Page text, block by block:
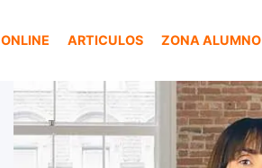
ARTICULOS ZONA ALUMNO